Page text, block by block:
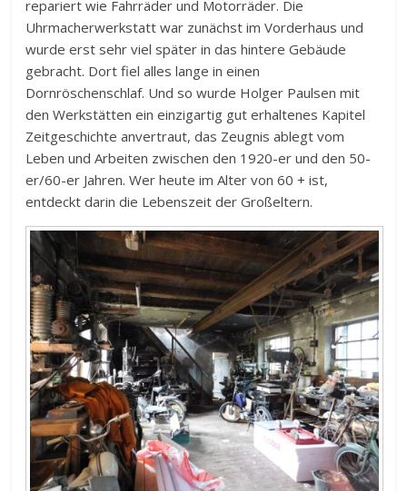
repariert wie Fahrräder und Motorräder. Die
Uhrmacherwerkstatt war zunächst im Vorderhaus und
wurde erst sehr viel später in das hintere Gebäude
gebracht. Dort fiel alles lange in einen
Dornröschenschlaf. Und so wurde Holger Paulsen mit
den Werkstätten ein einzigartig gut erhaltenes Kapitel
Zeitgeschichte anvertraut, das Zeugnis ablegt vom
Leben und Arbeiten zwischen den 1920-er und den 50-
er/60-er Jahren. Wer heute im Alter von 60 + ist,
entdeckt darin die Lebenszeit der Großeltern.